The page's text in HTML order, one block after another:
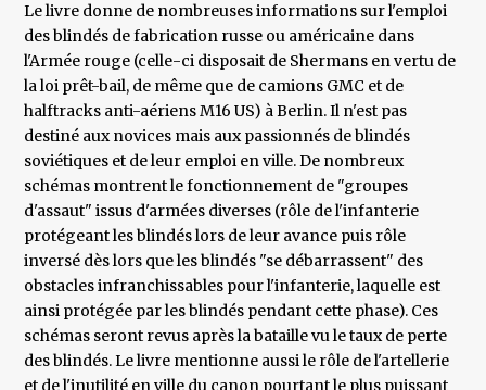
Le livre donne de nombreuses informations sur l'emploi
des blindés de fabrication russe ou américaine dans
l'Armée rouge (celle-ci disposait de Shermans en vertu de
la loi prêt-bail, de même que de camions GMC et de
halftracks anti-aériens M16 US) à Berlin. Il n'est pas
destiné aux novices mais aux passionnés de blindés
soviétiques et de leur emploi en ville. De nombreux
schémas montrent le fonctionnement de "groupes
d'assaut" issus d'armées diverses (rôle de l'infanterie
protégeant les blindés lors de leur avance puis rôle
inversé dès lors que les blindés "se débarrassent" des
obstacles infranchissables pour l'infanterie, laquelle est
ainsi protégée par les blindés pendant cette phase). Ces
schémas seront revus après la bataille vu le taux de perte
des blindés. Le livre mentionne aussi le rôle de l'artellerie
et de l'inutilité en ville du canon pourtant le plus puissant